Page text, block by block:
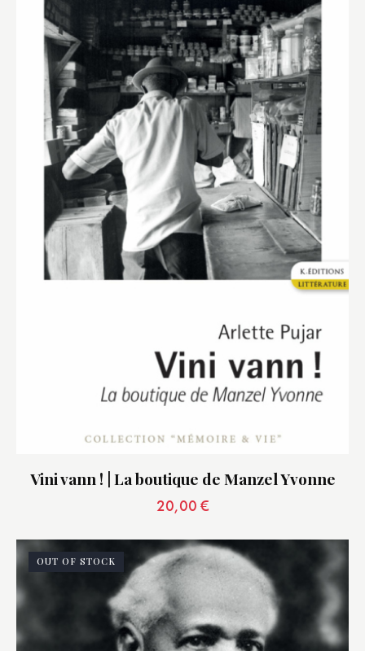
Vini vann ! | La boutique de Manzel Yvonne
20,00 €
OUT OF STOCK